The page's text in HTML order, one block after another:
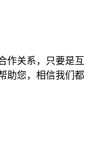
作关系，只要是互
助您，相信我们都